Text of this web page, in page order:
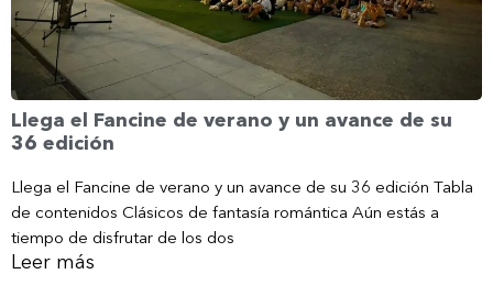
Llega el Fancine de verano y un avance de su
36 edición
Llega el Fancine de verano y un avance de su 36 edición Tabla
de contenidos Clásicos de fantasía romántica Aún estás a
tiempo de disfrutar de los dos
Leer más